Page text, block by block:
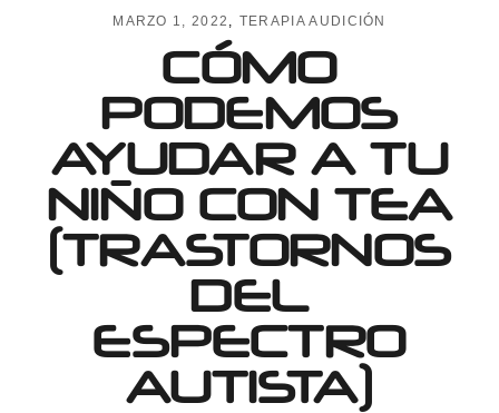
MARZO 1, 2022 TERAPIA AUDICIÓN
CÓMO
PODEMOS
AYUDAR A TU
NIÑO CON TEA
(TRASTORNOS
DEL
ESPECTRO
AUTISTA)